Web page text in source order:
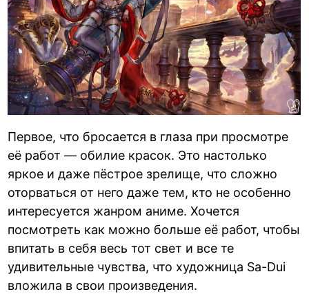
Первое, что бросается в глаза при просмотре
её работ — обилие красок. Это настолько
яркое и даже пёстрое зрелище, что сложно
оторваться от него даже тем, кто не особенно
интересуется жанром аниме. Хочется
посмотреть как можно больше её работ, чтобы
впитать в себя весь тот свет и все те
удивительные чувства, что художница Sa-Dui
вложила в свои произведения.